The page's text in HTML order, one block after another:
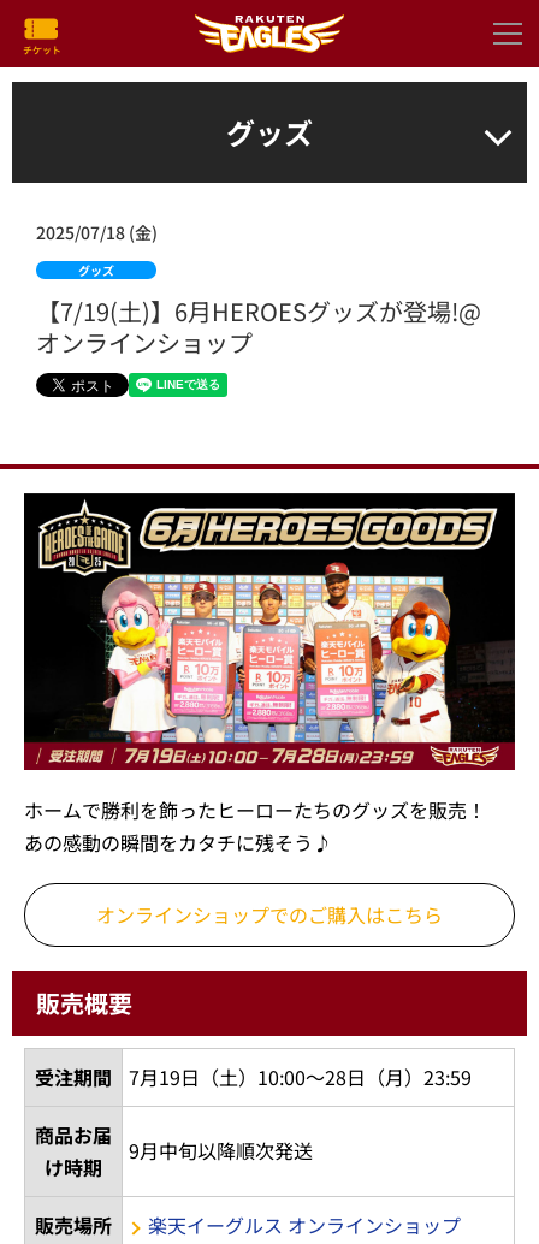
グッズ
2025/07/18 (金)
グッズ
【7/19(土)】6月HEROESグッズが登場!@
オンラインショップ
ホームで勝利を飾ったヒーローたちのグッズを販売！
あの感動の瞬間をカタチに残そう♪
オンラインショップでのご購入はこちら
販売概要
受注期間
7月19日（土）10:00～28日（月）23:59
商品お届
け時期
9月中旬以降順次発送
販売場所 楽天イーグルス オンラインショップ